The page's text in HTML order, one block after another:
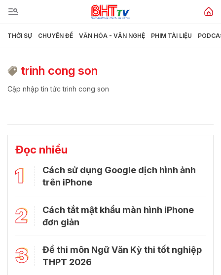
THỜI SỰ CHUYÊN ĐỀ VĂN HÓA - VĂN NGHỆ PHIM TÀI LIỆU
trinh cong son
Cập nhập tin tức trinh cong son
Đọc nhiều
1
Cách sử dụng Google dịch hình ảnh
trên iPhone
2
Cách tắt mật khẩu màn hình iPhone
đơn giản
3
Đề thi môn Ngữ Văn Kỳ thi tốt nghiệp
THPT 2026